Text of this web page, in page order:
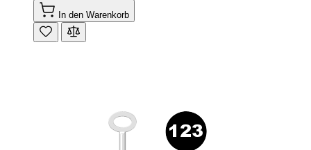
In den Warenkorb